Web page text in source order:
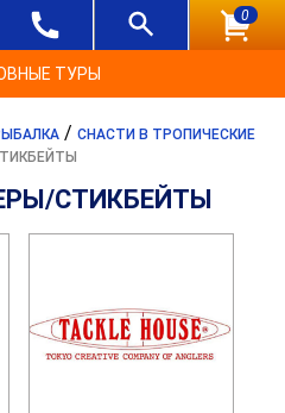
0
ТУРЫ
/ СНАСТИ В ТРОПИЧЕСКИЕ
СТИКБЕЙТЫ